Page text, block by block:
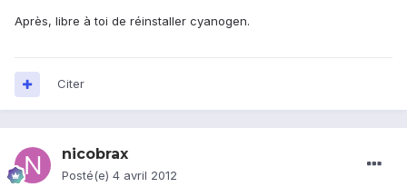
Après, libre à toi de réinstaller cyanogen.
Citer
nicobrax
Posté(e) 4 avril 2012